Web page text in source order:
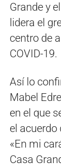
Grande y
lidera el
centro de
COVID-19.
Así lo
Mabel
en el que
el acuerdo
«En mi
Casa